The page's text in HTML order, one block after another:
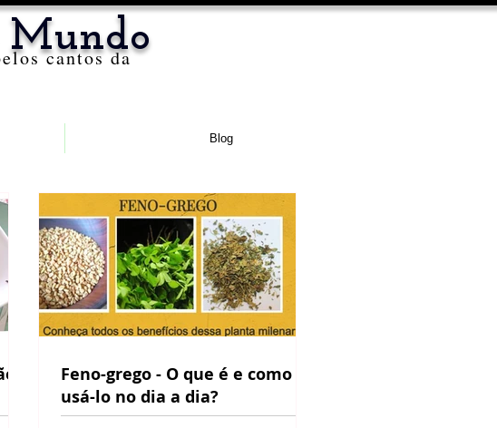
Mundo
cantos da
Blog
Feno-grego - O que é e como
usá-lo no dia a dia?